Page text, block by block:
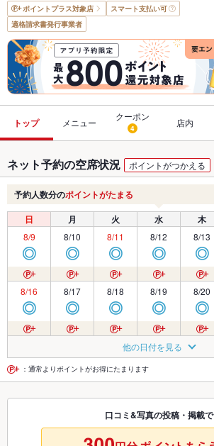
ポイントプラス対象店
スマート支払い可
適格請求書発行事業者
トップ メニュー
クーポン
4 店内
ネット予約の空席状況 ポイントがつかえる
予約人数分のポイントがたまる
日 月 火 水 木
8/9
◎
8/10
◎
8/11
◎
8/12
◎
8/13
◎
8/16
◎
8/17
◎
8/18
◎
8/19
◎
8/20
◎
◎ ◎
8/25
◎
8/26
◎
8/27
◎
8/30 8/31 9/1
◎
9/2
◎
9/3
◎
他の日付を見る
：通常よりポイントがお得にたまります
口コミ&写真の投稿・掲載で